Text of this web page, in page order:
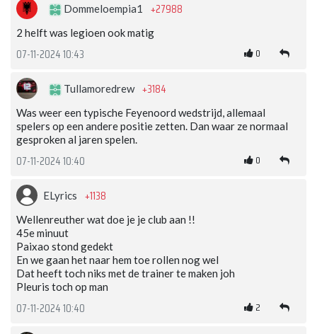
Dommeloempia1 +27988
2 helft was legioen ook matig
07-11-2024 10:43 0
Tullamoredrew +3184
Was weer een typische Feyenoord wedstrijd, allemaal
spelers op een andere positie zetten. Dan waar ze normaal
gesproken al jaren spelen.
07-11-2024 10:40 0
ELyrics +1138
Wellenreuther wat doe je je club aan !!
45e minuut
Paixao stond gedekt
En we gaan het naar hem toe rollen nog wel
Dat heeft toch niks met de trainer te maken joh
Pleuris toch op man
07-11-2024 10:40 2